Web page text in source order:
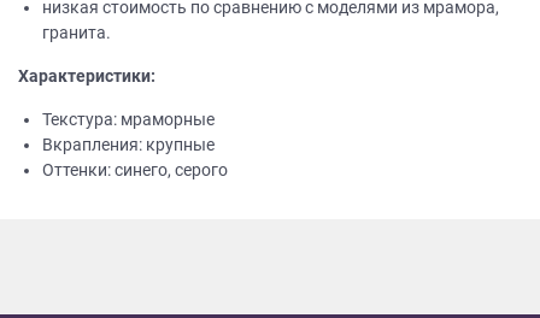
низкая стоимость по сравнению с моделями из мрамора,
гранита.
Характеристики:
Текстура: мраморные
Вкрапления: крупные
Оттенки: синего, серого